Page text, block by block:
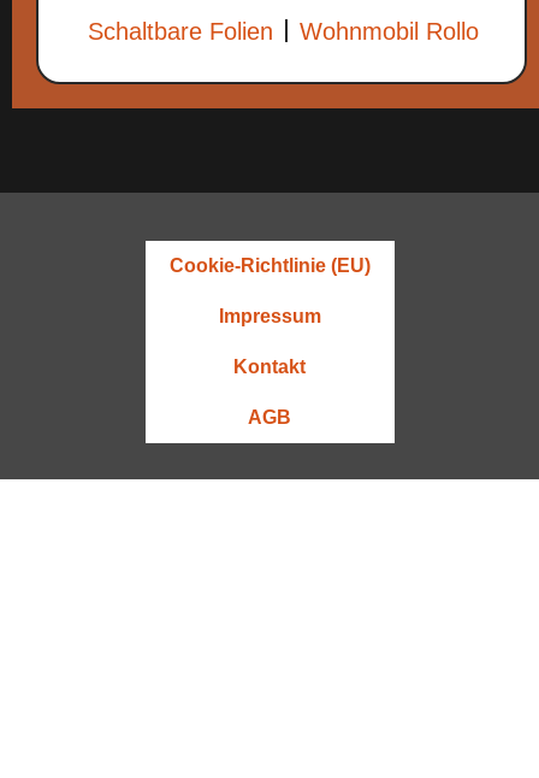
Schaltbare Folien Wohnmobil Rollo
Cookie-Richtlinie (EU)
Impressum
Kontakt
AGB